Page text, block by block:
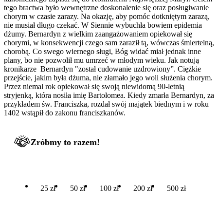
tego bractwa było wewnętrzne doskonalenie się oraz posługiwanie
chorym w czasie zarazy. Na okazję, aby pomóc dotkniętym zarazą,
nie musiał długo czekać. W Siennie wybuchła bowiem epidemia
dżumy. Bernardyn z wielkim zaangażowaniem opiekował się
chorymi, w konsekwencji czego sam zaraził tą, wówczas śmiertelną,
chorobą. Co swego wiernego sługi, Bóg widać miał jednak inne
plany, bo nie pozwolił mu umrzeć w młodym wieku. Jak notują
kronikarze Bernardyn "został cudowanie uzdrowiony”. Ciężkie
przejście, jakim była dżuma, nie złamało jego woli służenia chorym.
Przez niemal rok opiekował się swoją niewidomą 90-letnią
stryjenką, która nosiła imię Bartolomea. Kiedy zmarła Bernardyn, za
przykładem św. Franciszka, rozdał swój majątek biednym i w roku
1402 wstąpił do zakonu franciszkanów.
Zróbmy to razem!
25 zł 50 zł 100 zł 200 zł 500 zł